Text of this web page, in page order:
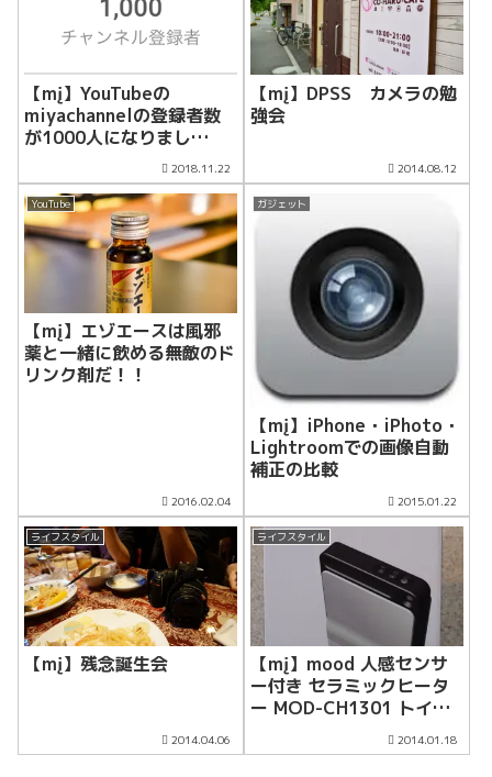
【mį】YouTubeの
miyachannelの登録者数
が1000人になりまし
2018.11.22
【mį】DPSS カメラの勉
強会
2014.08.12
YouTube
【mį】エゾエースは風邪
薬と一緒に飲める無敵のド
リンク剤だ！！
2016.02.04
ガジェット
【mį】iPhone・iPhoto・
Lightroomでの画像自動
補正の比較
2015.01.22
ライフスタイル
【mį】残念誕生会
2014.04.06
ライフスタイル
【mį】mood 人感センサ
ー付き セラミックヒータ
ー MOD-CH1301 トイレ
2014.01.18